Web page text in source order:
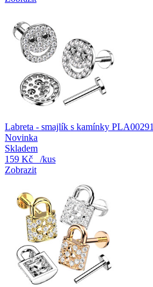
Labreta - smajlík s kamínky PLA00291
Novinka
Skladem
159 Kč
/kus
Zobrazit